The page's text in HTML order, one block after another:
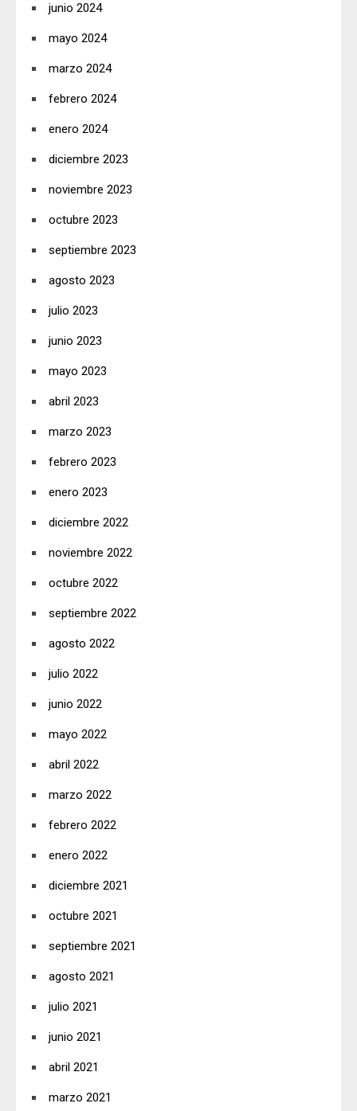
junio 2024
mayo 2024
marzo 2024
febrero 2024
enero 2024
diciembre 2023
noviembre 2023
octubre 2023
septiembre 2023
agosto 2023
julio 2023
junio 2023
mayo 2023
abril 2023
marzo 2023
febrero 2023
enero 2023
diciembre 2022
noviembre 2022
octubre 2022
septiembre 2022
agosto 2022
julio 2022
junio 2022
mayo 2022
abril 2022
marzo 2022
febrero 2022
enero 2022
diciembre 2021
octubre 2021
septiembre 2021
agosto 2021
julio 2021
junio 2021
abril 2021
marzo 2021